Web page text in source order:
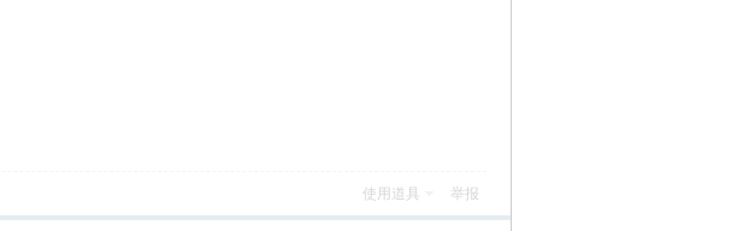
使用道具 举报